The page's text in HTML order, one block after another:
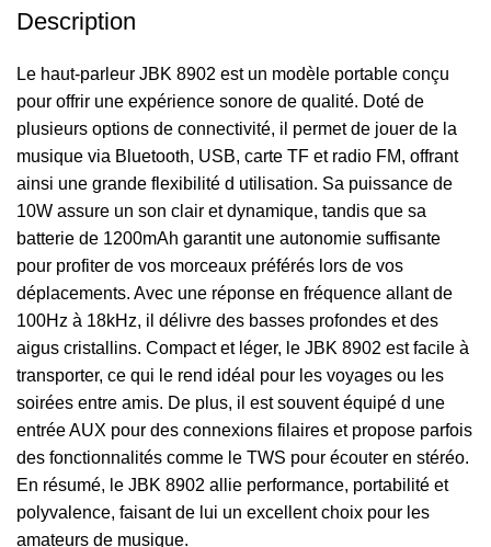
Description
Le haut-parleur JBK 8902 est un modèle portable conçu
pour offrir une expérience sonore de qualité. Doté de
plusieurs options de connectivité, il permet de jouer de la
musique via Bluetooth, USB, carte TF et radio FM, offrant
ainsi une grande flexibilité d utilisation. Sa puissance de
10W assure un son clair et dynamique, tandis que sa
batterie de 1200mAh garantit une autonomie suffisante
pour profiter de vos morceaux préférés lors de vos
déplacements. Avec une réponse en fréquence allant de
100Hz à 18kHz, il délivre des basses profondes et des
aigus cristallins. Compact et léger, le JBK 8902 est facile à
transporter, ce qui le rend idéal pour les voyages ou les
soirées entre amis. De plus, il est souvent équipé d une
entrée AUX pour des connexions filaires et propose parfois
des fonctionnalités comme le TWS pour écouter en stéréo.
En résumé, le JBK 8902 allie performance, portabilité et
polyvalence, faisant de lui un excellent choix pour les
amateurs de musique.